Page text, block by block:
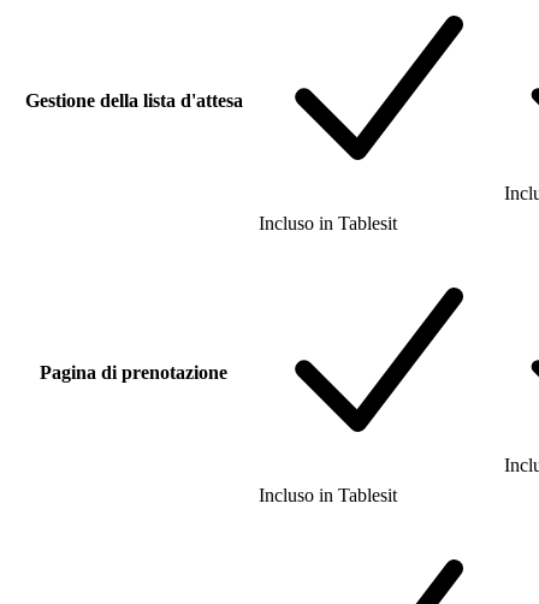
Gestione della lista d'attesa
Incluso in Tablesit
Pagina di prenotazione
Incluso in Tablesit